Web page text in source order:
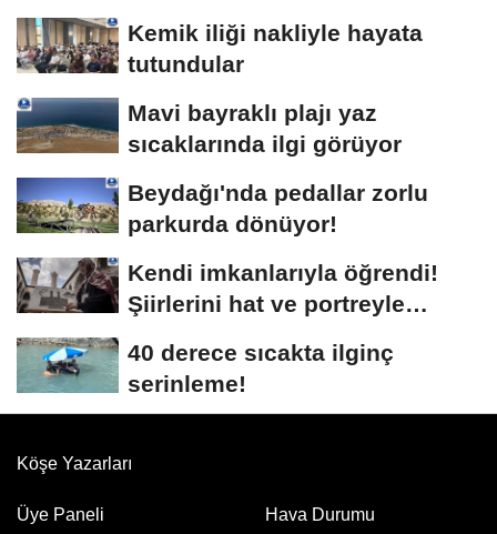
Kemik iliği nakliyle hayata
tutundular
Mavi bayraklı plajı yaz
sıcaklarında ilgi görüyor
Beydağı'nda pedallar zorlu
parkurda dönüyor!
Kendi imkanlarıyla öğrendi!
Şiirlerini hat ve portreyle
40 derece sıcakta ilginç
serinleme!
Köşe Yazarları
Üye Paneli Hava Durumu